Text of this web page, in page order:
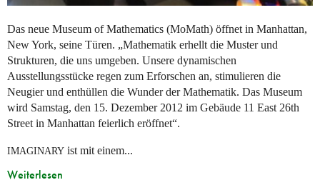
Das neue Museum of Mathematics (MoMath) öffnet in Manhattan,
New York, seine Türen. „Mathematik erhellt die Muster und
Strukturen, die uns umgeben. Unsere dynamischen
Ausstellungsstücke regen zum Erforschen an, stimulieren die
Neugier und enthüllen die Wunder der Mathematik. Das Museum
wird Samstag, den 15. Dezember 2012 im Gebäude 11 East 26th
Street in Manhattan feierlich eröffnet“.
IMAGINARY ist mit einem...
Weiterlesen